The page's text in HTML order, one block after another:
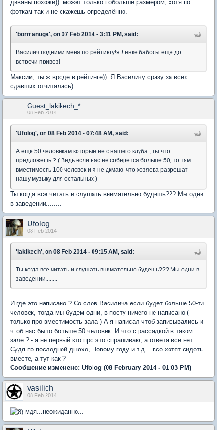
диваны похожи))..может только побольше размером, хотя по
фоткам так и не скажешь определённо.
'bormanuga', on 07 Feb 2014 - 3:11 PM, said:
Василич подними меня по рейтингу!я Ленке бабосы еще до
встречи привез!
Максим, ты ж вроде в рейтинге)). Я Василичу сразу за всех
сдавших отчиталась)
Guest_lakikech_*
08 Feb 2014
'Ufolog', on 08 Feb 2014 - 07:48 AM, said:
А еще 50 человекам которые не с нашего клуба , ты что
предложешь ? ( Ведь если нас не соберется больше 50, то там
вместимость 100 человек и я не дкмаю, что хозяева разрешат
нашу музыку для остальных )
Ты когда все читать и слушать внимательно будешь??? Мы одни
в заведении........
Ufolog
08 Feb 2014
'lakikech', on 08 Feb 2014 - 09:15 AM, said:
Ты когда все читать и слушать внимательно будешь??? Мы одни в
заведении........
И где это написано ? Со слов Василича если будет больше 50-ти
человек, тогда мы будем одни, в посту ничего не написано (
только про вместимость зала ) А я написал чтоб записывались и
чтоб нас было больше 50 человек. И что с рассадкой в таком
зале ? - я не первый кто про это спрашиваю, а ответа все нет .
Судя по последней днюхе, Новому году и т.д. - все хотят сидеть
вместе, а тут как ?
Сообщение изменено: Ufolog (08 February 2014 - 01:03 PM)
vasilich
08 Feb 2014
мдя...неожиданно...